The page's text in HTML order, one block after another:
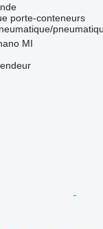
porte-conteneurs
MI